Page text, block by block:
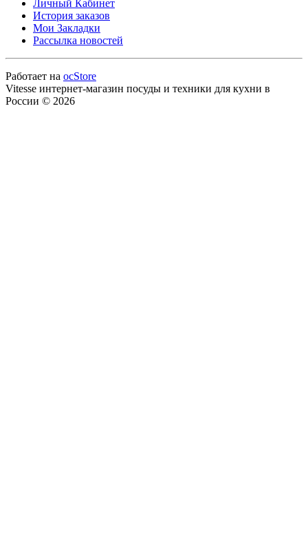
Личный Кабинет
История заказов
Мои Закладки
Рассылка новостей
Работает на ocStore
Vitesse интернет-магазин посуды и техники для кухни в
России © 2026